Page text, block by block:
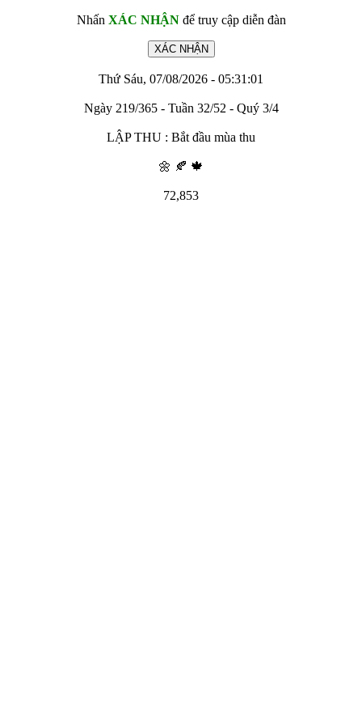
Nhấn XÁC NHẬNđể truy cập diễn đàn
Thứ Sáu, 07/08/2026 - 05:31:01
Ngày 219/365 - Tuần 32/52 - Quý 3/4
LẬP THU : Bắt đầu mùa thu
🌼 🍂 🍁
72,853